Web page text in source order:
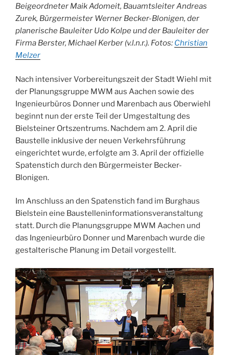
Beigeordneter Maik Adomeit, Bauamtsleiter Andreas
Zurek, Bürgermeister Werner Becker-Blonigen, der
planerische Bauleiter Udo Kolpe und der Bauleiter der
Firma Berster, Michael Kerber (v.l.n.r.). Fotos: Christian
Melzer
Nach intensiver Vorbereitungszeit der Stadt Wiehl mit
der Planungsgruppe MWM aus Aachen sowie des
Ingenieurbüros Donner und Marenbach aus Oberwiehl
beginnt nun der erste Teil der Umgestaltung des
Bielsteiner Ortszentrums. Nachdem am 2. April die
Baustelle inklusive der neuen Verkehrsführung
eingerichtet wurde, erfolgte am 3. April der offizielle
Spatenstich durch den Bürgermeister Becker-
Blonigen.
Im Anschluss an den Spatenstich fand im Burghaus
Bielstein eine Baustelleninformationsveranstaltung
statt. Durch die Planungsgruppe MWM Aachen und
das Ingenieurbüro Donner und Marenbach wurde die
gestalterische Planung im Detail vorgestellt.